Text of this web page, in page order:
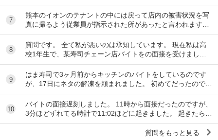
昼間の仕事復帰したいのですが、またパワハラ...
7
熊本のイオンのテナントの中には戻って店内の被害状況を写
真に撮るよう従業員が指示された所があったと言われます。
事実ですか。テナント名は分かりますか。
8
質問です。 全て私が悪いのは承知しています。 現在私は高
校1年生で、某寿司チェーン店バイトをの面接を受けまし
た。面接をし、その場で採用をもらいました。そし...
9
はま寿司で3ヶ月前からキッチンのバイトをしているのです
が、17日にネタの解凍を頼まれました。 初めてだったのです
が、ネタを出し冷蔵庫にいれてる時に、こんな...
10
バイトの面接遅刻しました。 11時から面接だったのですが、
3分ほどずれてる時計で11:02ほどに起きました。 起きたらス
マホの充電が切れていて、とりあえ...
質問をもっと見る